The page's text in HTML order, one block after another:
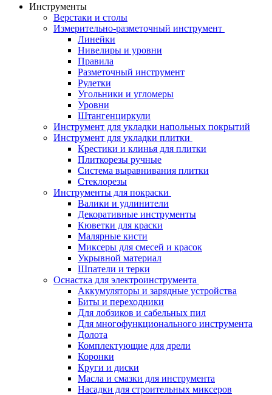
Инструменты
Верстаки и столы
Измерительно-разметочный инструмент
Линейки
Нивелиры и уровни
Правила
Разметочный инструмент
Рулетки
Угольники и угломеры
Уровни
Штангенциркули
Инструмент для укладки напольных покрытий
Инструмент для укладки плитки
Крестики и клинья для плитки
Плиткорезы ручные
Система выравнивания плитки
Стеклорезы
Инструменты для покраски
Валики и удлинители
Декоративные инструменты
Кюветки для краски
Малярные кисти
Миксеры для смесей и красок
Укрывной материал
Шпатели и терки
Оснастка для электроинструмента
Аккумуляторы и зарядные устройства
Биты и переходники
Для лобзиков и сабельных пил
Для многофункционального инструмента
Долота
Комплектующие для дрели
Коронки
Круги и диски
Масла и смазки для инструмента
Насадки для строительных миксеров